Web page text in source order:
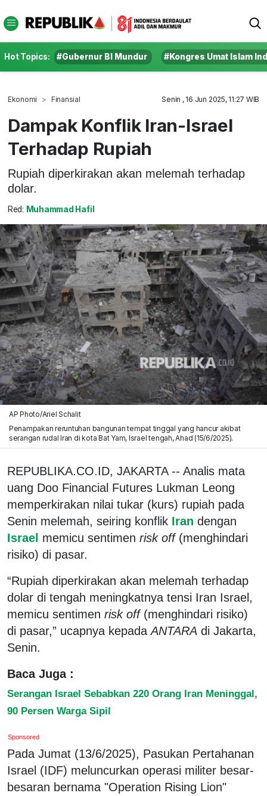
Hot Topics: #Gubernur BI Mundur #Kongres Umat Islam
Ekonomi Finansial Senin , 16 Jun 2025, 11:27 WIB
Dampak Konflik Iran-Israel
Terhadap Rupiah
Rupiah diperkirakan akan melemah terhadap
dolar.
Red: Muhammad Hafil
AP Photo/Ariel Schalit
Penampakan reruntuhan bangunan tempat tinggal yang hancur akibat
serangan rudal Iran di kota Bat Yam, Israel tengah, Ahad (15/6/2025).
REPUBLIKA.CO.ID, JAKARTA -- Analis mata
uang Doo Financial Futures Lukman Leong
memperkirakan nilai tukar (kurs) rupiah pada
Senin melemah, seiring konflik Iran dengan
Israel memicu sentimen risk off (menghindari
risiko) di pasar.
“Rupiah diperkirakan akan melemah terhadap
dolar di tengah meningkatnya tensi Iran Israel,
memicu sentimen risk off(menghindari risiko)
di pasar,” ucapnya kepadaANTARA di Jakarta,
Senin.
Baca Juga :
Serangan Israel Sebabkan 220 Orang Iran Meninggal,
90 Persen Warga Sipil
Sponsored
Pada Jumat (13/6/2025), Pasukan Pertahanan
Israel (IDF) meluncurkan operasi militer besar-
besaran bernama "Operation Rising Lion"